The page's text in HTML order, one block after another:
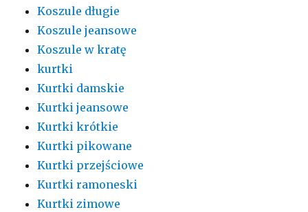
Koszule długie
Koszule jeansowe
Koszule w kratę
kurtki
Kurtki damskie
Kurtki jeansowe
Kurtki krótkie
Kurtki pikowane
Kurtki przejściowe
Kurtki ramoneski
Kurtki zimowe